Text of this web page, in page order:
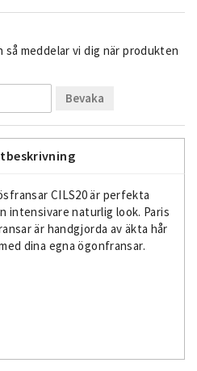
meddelar vi dig när produkten
Bevaka
CILS20 är perfekta
intensivare naturlig look. Paris
är handgjorda av äkta hår
dina egna ögonfransar.